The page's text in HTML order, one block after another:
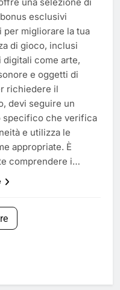
esclusivi
per migliorare la tua
di gioco, inclusi
come arte,
e oggetti di
richiedere il
devi seguire un
specifico che verifica
e utilizza le
appropriate. È
comprendere i…